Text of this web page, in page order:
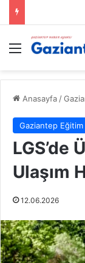
Menü
Anasayfa /
Gaziantep
LGS’de
Ulaşım
12.06.2026